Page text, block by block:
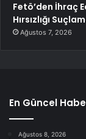
Fetö’den İhraç
Hırsızlığı
Ağustos 7, 2026
En Güncel
Ağustos 8, 2026